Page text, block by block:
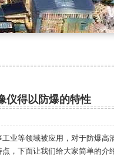
仪得以防爆的特性
业等领域被应用，对于防爆
，下面让我们给大家简单的介绍